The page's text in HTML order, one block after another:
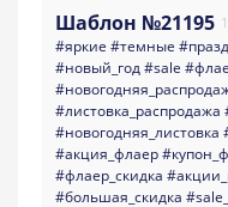
Шаблон №21195
#яркие #темные
#новый_год#sale
#листовка_распродажа
#новогодняя_листовка
#акция_флаер
#флаер_скидка
#большая_скидка